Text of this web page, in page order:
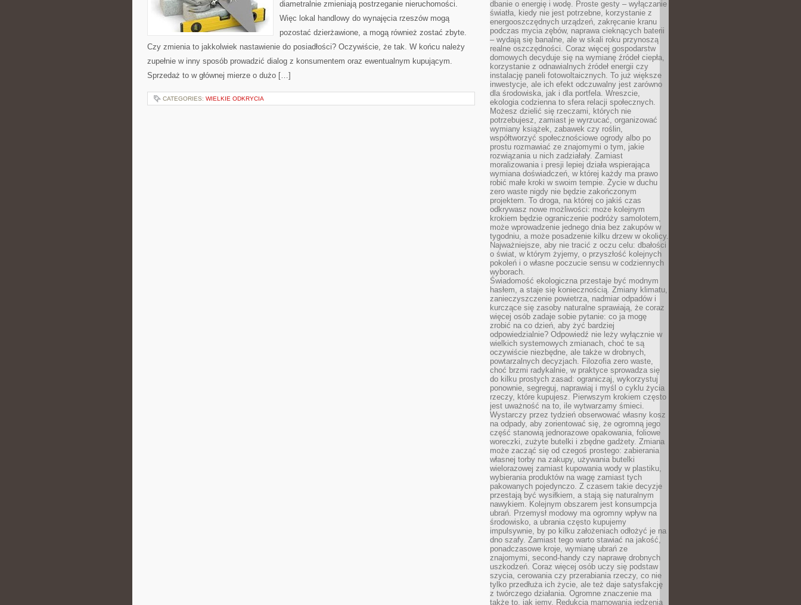
diametralnie zmieniają postrzeganie nieruchomości.
Więc lokal handlowy do wynajęcia rzeszów mogą
pozostać dzierżawione, a mogą również zostać zbyte.
Czy zmienia to jakkolwiek nastawienie do posiadłości? Oczywiście, że tak. W końcu należy
zupełnie w inny sposób prowadzić dialog z konsumentem oraz ewentualnym kupującym.
Sprzedaż to w głównej mierze o dużo […]
CATEGORIES: WIELKIE ODKRYCIA
dbanie o energię i wodę. Proste gesty – wyłączanie
światła, kiedy nie jest potrzebne, korzystanie z
energooszczędnych urządzeń, zakręcanie kranu
podczas mycia zębów, naprawa cieknących baterii
– wydają się banalne, ale w skali roku przynoszą
realne oszczędności. Coraz więcej gospodarstw
domowych decyduje się na wymianę źródeł ciepła,
korzystanie z odnawialnych źródeł energii czy
instalację paneli fotowoltaicznych. To już większe
inwestycje, ale ich efekt odczuwalny jest zarówno
dla środowiska, jak i dla portfela. Wreszcie,
ekologia codzienna to sfera relacji społecznych.
Możesz dzielić się rzeczami, których nie
potrzebujesz, zamiast je wyrzucać, organizować
wymiany książek, zabawek czy roślin,
współtworzyć społecznościowe ogrody albo po
prostu rozmawiać ze znajomymi o tym, jakie
rozwiązania u nich zadziałały. Zamiast
moralizowania i presji lepiej działa wspierająca
wymiana doświadczeń, w której każdy ma prawo
robić małe kroki w swoim tempie. Życie w duchu
zero waste nigdy nie będzie zakończonym
projektem. To droga, na której co jakiś czas
odkrywasz nowe możliwości: może kolejnym
krokiem będzie ograniczenie podróży samolotem,
może wprowadzenie jednego dnia bez zakupów w
tygodniu, a może posadzenie kilku drzew w okolicy.
Najważniejsze, aby nie tracić z oczu celu: dbałości
o świat, w którym żyjemy, o przyszłość kolejnych
pokoleń i o własne poczucie sensu w codziennych
wyborach.
Świadomość ekologiczna przestaje być modnym
hasłem, a staje się koniecznością. Zmiany klimatu,
zanieczyszczenie powietrza, nadmiar odpadów i
kurczące się zasoby naturalne sprawiają, że coraz
więcej osób zadaje sobie pytanie: co ja mogę
zrobić na co dzień, aby żyć bardziej
odpowiedzialnie? Odpowiedź nie leży wyłącznie w
wielkich systemowych zmianach, choć te są
oczywiście niezbędne, ale także w drobnych,
powtarzalnych decyzjach. Filozofia zero waste,
choć brzmi radykalnie, w praktyce sprowadza się
do kilku prostych zasad: ograniczaj, wykorzystuj
ponownie, segreguj, naprawiaj i myśl o cyklu życia
rzeczy, które kupujesz. Pierwszym krokiem często
jest uważność na to, ile wytwarzamy śmieci.
Wystarczy przez tydzień obserwować własny kosz
na odpady, aby zorientować się, że ogromną jego
część stanowią jednorazowe opakowania, foliowe
woreczki, zużyte butelki i zbędne gadżety. Zmiana
może zacząć się od czegoś prostego: zabierania
własnej torby na zakupy, używania butelki
wielorazowej zamiast kupowania wody w plastiku,
wybierania produktów na wagę zamiast tych
pakowanych pojedynczo. Z czasem takie decyzje
przestają być wysiłkiem, a stają się naturalnym
nawykiem. Kolejnym obszarem jest konsumpcja
ubrań. Przemysł modowy ma ogromny wpływ na
środowisko, a ubrania często kupujemy
impulsywnie, by po kilku założeniach odłożyć je na
dno szafy. Zamiast tego warto stawiać na jakość,
ponadczasowe kroje, wymianę ubrań ze
znajomymi, second-handy czy naprawę drobnych
uszkodzeń. Coraz więcej osób uczy się podstaw
szycia, cerowania czy przerabiania rzeczy, co nie
tylko przedłuża ich życie, ale też daje satysfakcję
z twórczego działania. Ogromne znaczenie ma
także to, jak jemy. Redukcja marnowania jedzenia